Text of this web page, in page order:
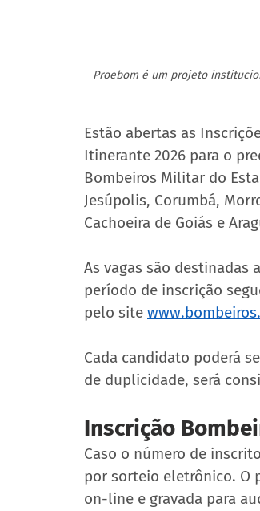
Proebom é um projeto
Estão abertas as
Itinerante 2026 para o
Bombeiros Militar do
Jesúpolis, Corumbá,
Cachoeira de Goiás e
As vagas são destinadas
período de inscrição
pelo site
Cada candidato poderá
de duplicidade, será
Inscrição
Caso o número de
por sorteio eletrônico. O
on-line e gravada para